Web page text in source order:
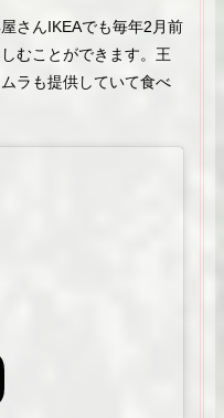
さんIKEAでも毎年2月前
むことができます。王
ラも提供していて食べ